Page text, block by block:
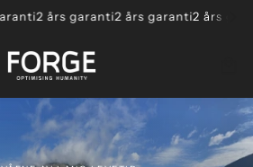
2 års garanti2 års garanti2 års